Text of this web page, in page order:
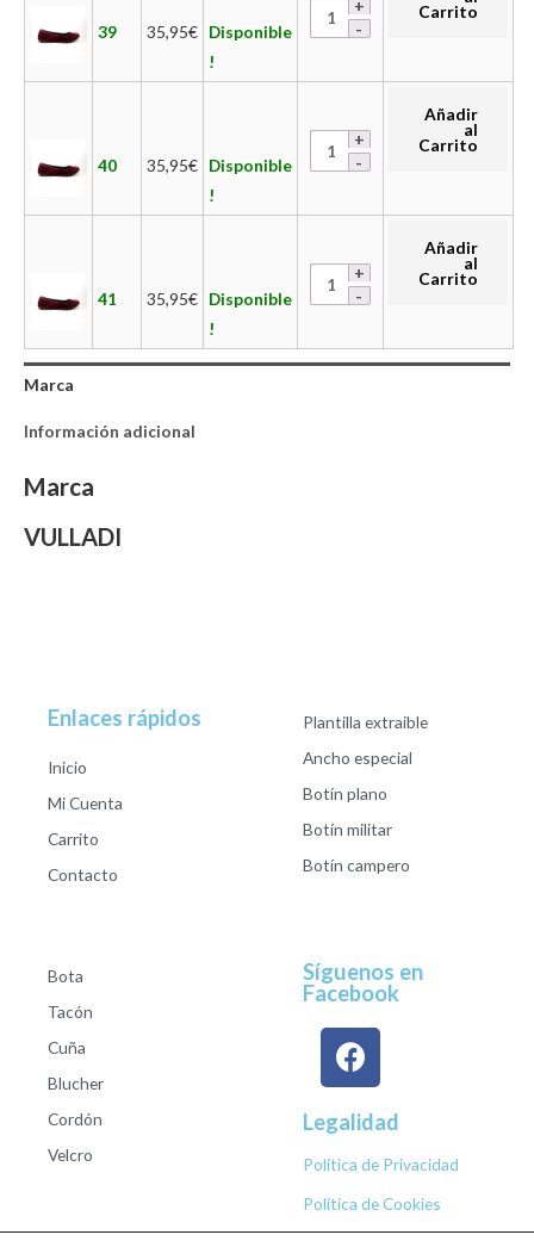
39 35,95€ Disponible
!
Carrito
40 35,95€ Disponible
!
Añadir
al
Carrito
41 35,95€ Disponible
!
Añadir
al
Carrito
Marca
Información adicional
Marca
VULLADI
Enlaces rápidos
Inicio
Mi Cuenta
Carrito
Contacto
Plantilla extraible
Ancho especial
Botín plano
Botín militar
Botín campero
Bota
Tacón
Cuña
Blucher
Cordón
Velcro
Síguenos en
Facebook
Legalidad
Política de Privacidad
Política de Cookies